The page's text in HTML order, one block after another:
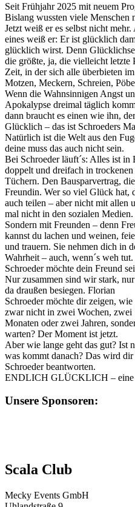
Seit Frühjahr 2025 mit neuem
Bislang wussten viele Menschen
Jetzt weiß er es selbst nicht mehr.
eines weiß er: Er ist glücklich
glücklich wirst. Denn
die größte, ja, die vielleicht
Zeit, in der sich alle überbieten im
Motzen, Meckern, Schreien,
Wenn die Wahnsinnigen Angst
Apokalypse dreimal täglich
dann braucht es einen wie ihn,
Glücklich – das ist Schroeders
Natürlich ist die Welt aus den
deine muss das auch nicht sein.
Bei Schroeder läuft´s: Alles ist in
doppelt und dreifach in trockenen
Tüchern. Den Bausparvertrag,
Freundin. Wer so viel Glück hat,
auch teilen – aber nicht mit allen
mal nicht in den sozialen Medien.
Sondern mit Freunden – denn
kannst du lachen und weinen,
und trauern. Sie nehmen dich in
Wahrheit – auch, wenn´s weh
Schroeder möchte dein Freund
Nur zusammen sind wir stark,
da draußen besiegen. Florian
Schroeder möchte dir zeigen,
zwar nicht in zwei Wochen, zwei
Monaten oder zwei Jahren,
warten? Der Moment ist jetzt.
Aber wie lange geht das gut? Ist
was kommt danach? Das wird dir
Schroeder beantworten.
ENDLICH GLÜCKLICH – eine
Unsere Sponsoren:
Scala Club
Mecky Events GmbH